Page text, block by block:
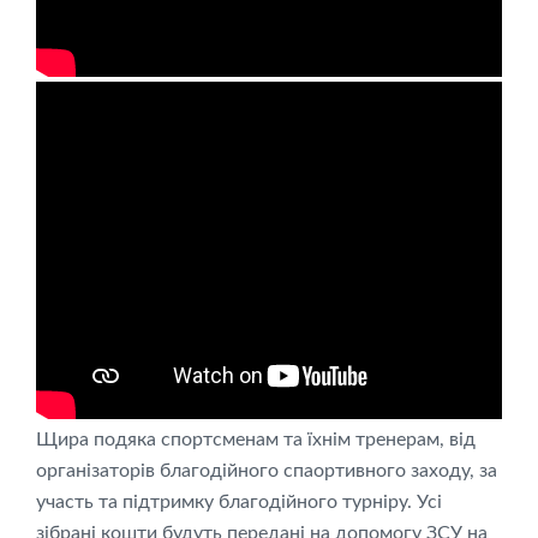
Щира подяка спортсменам та їхнім тренерам, від
організаторів благодійного спаортивного заходу, за
участь та підтримку благодійного турніру. Усі
зібрані кошти будуть передані на допомогу ЗСУ на